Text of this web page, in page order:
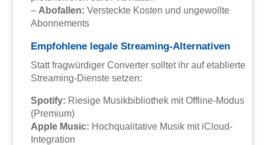
– Abofallen: Versteckte Kosten und ungewollte
Abonnements
Empfohlene legale Streaming-Alternativen
Statt fragwürdiger Converter solltet ihr auf etablierte
Streaming-Dienste setzen:
Spotify: Riesige Musikbibliothek mit Offline-Modus
(Premium)
Apple Music: Hochqualitative Musik mit iCloud-
Integration